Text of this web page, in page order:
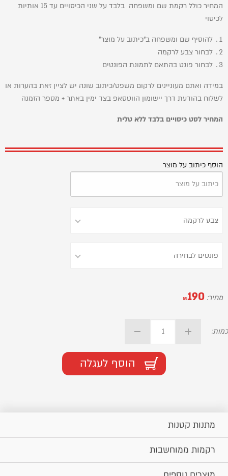
המחיר כולל רקמת שם ומשפחה בלבד על שני הכיסויים עד 15 אותיות
לכיסוי
להוסיף שם ומשפחה ב"כיתוב על מוצר"
לבחור צבע לרקמה
לבחור פונט בהתאם לתמונת הפונטים
במידה ואתם מעוניינים לרקום משפט/כיתוב שונה יש לציין זאת בהערות או
לשלוח בהודעת דרך יישומון הווטסאפ בצד ימין באתר + מספר הזמנה
המחיר לסט כיסויים בלבד ללא טלית
הוסף כיתוב על מוצר
מחיר: 190
₪
כמות:
הוסף לעגלה
מתנות קטנות
רקמות ממוחשבות